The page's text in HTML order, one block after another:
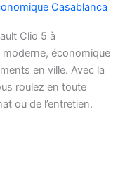
Casablanca
Clio 5 à
moderne, économique
en ville. Avec la
roulez en toute
ou de l’entretien.